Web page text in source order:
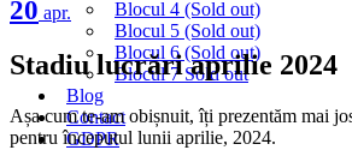
Blocul 4 (Sold out)
Blocul 5 (Sold out)
Blocul 6 (Sold out)
Blocul 7 Sold out
Blog
Contact
GDPR
20 apr.
Stadiu lucrări aprilie 2024
Așa cum te-am obișnuit, îți prezentăm mai
pentru începutul lunii aprilie, 2024.